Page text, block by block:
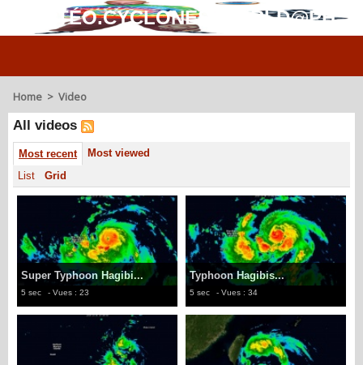
MÉTÉO.CYCLONES.WORLD@PH
Home > Video
All videos
Most recent
Most viewed
List
Grid
Super Typhoon Hagibi...
5 sec - Vues : 23
Typhoon Hagibis...
5 sec - Vues : 34